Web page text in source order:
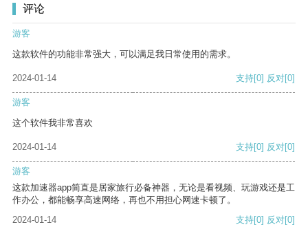
评论
游客
这款软件的功能非常强大，可以满足我日常使用的需求。
2024-01-14 支持[0] 反对[0]
游客
这个软件我非常喜欢
2024-01-14 支持[0] 反对[0]
游客
这款加速器app简直是居家旅行必备神器，无论是看视频、玩游戏还是工
作办公，都能畅享高速网络，再也不用担心网速卡顿了。
2024-01-14
支持[0] 反对[0]